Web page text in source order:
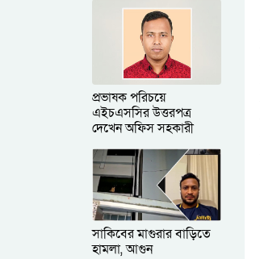
প্রভাষক পরিচয়ে
এইচএসসির উত্তরপত্র
দেখেন অফিস সহকারী
সাকিবের মাগুরার বাড়িতে
হামলা, আগুন